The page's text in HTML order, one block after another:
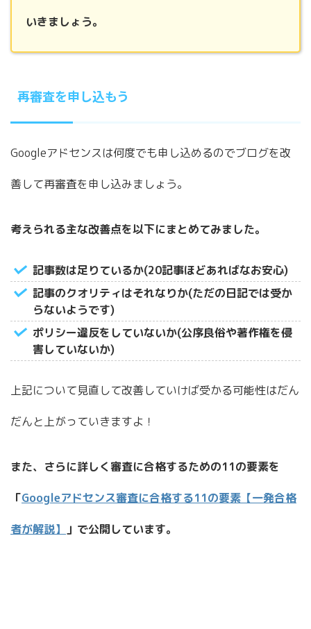
いきましょう。
再審査を申し込もう
Googleアドセンスは何度でも申し込めるのでブログを改
善して再審査を申し込みましょう。
考えられる主な改善点を以下にまとめてみました。
記事数は足りているか(20記事ほどあればなお安心)
記事のクオリティはそれなりか(ただの日記では受か
らないようです)
ポリシー違反をしていないか(公序良俗や著作権を侵
害していないか)
上記について見直して改善していけば受かる可能性はだん
だんと上がっていきますよ！
また、さらに詳しく審査に合格するための11の要素を
「Googleアドセンス審査に合格する11の要素【一発合格
者が解説】 」で公開しています。